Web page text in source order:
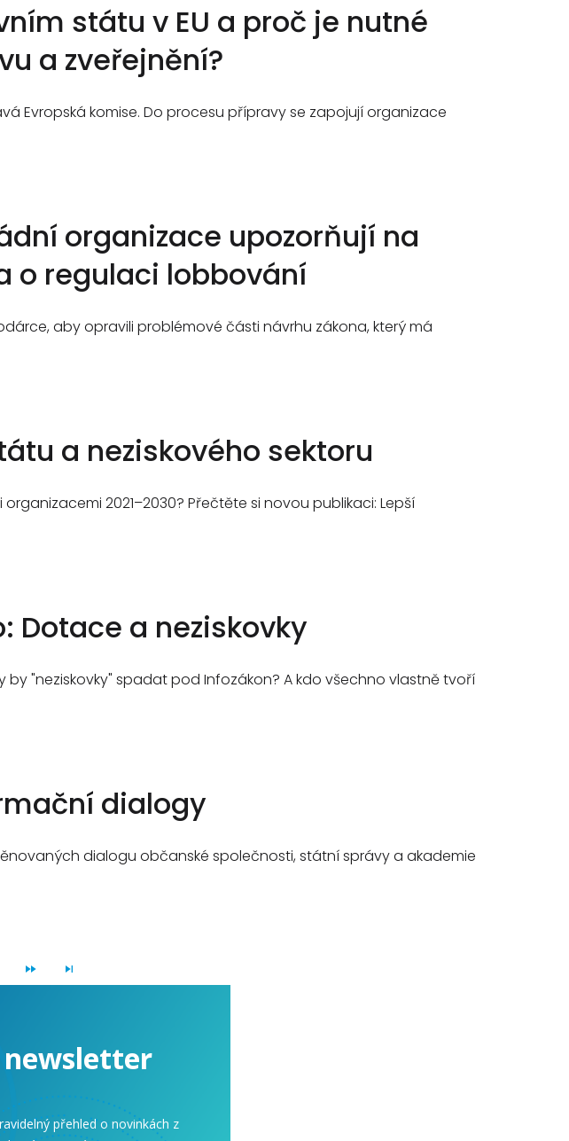
státu v EU a proč je nutné
a zveřejnění?
Evropská komise. Do procesu přípravy se zapojují organizace
organizace upozorňují na
o regulaci lobbování
aby opravili problémové části návrhu zákona, který má
a neziskového sektoru
2021–2030? Přečtěte si novou publikaci: Lepší
Dotace a neziskovky
"neziskovky" spadat pod Infozákon? A kdo všechno vlastně tvoří
dialogy
dialogu občanské společnosti, státní správy a akademie
přehled o novinkách z